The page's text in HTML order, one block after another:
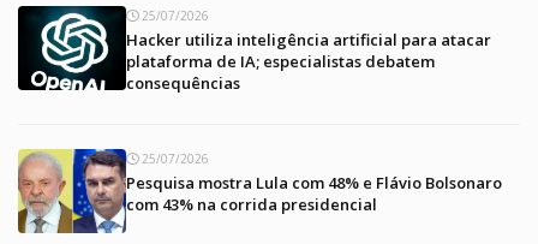
25/07/2026
Hacker utiliza inteligência artificial para atacar
plataforma de IA; especialistas debatem
consequências
25/07/2026
Pesquisa mostra Lula com 48% e Flávio Bolsonaro
com 43% na corrida presidencial